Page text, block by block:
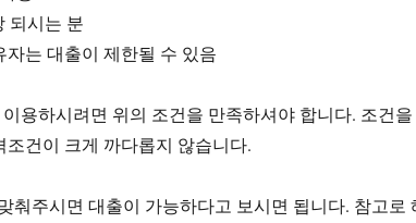
되시는 분
는 대출이 제한될 수 있음
용하시려면 위의 조건을 만족하셔야 합니다. 조건을
건이 크게 까다롭지 않습니다.
춰주시면 대출이 가능하다고 보시면 됩니다. 참고로